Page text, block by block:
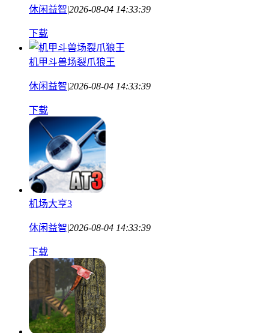
休闲益智|2026-08-04 14:33:39
下载
机甲斗兽场裂爪狼王
休闲益智|2026-08-04 14:33:39
下载
机场大亨3
休闲益智|2026-08-04 14:33:39
下载